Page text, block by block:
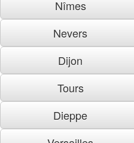
Nîmes
Nevers
Dijon
Tours
Dieppe